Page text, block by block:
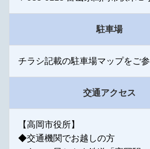
駐車場
チラシ記載の駐車場マップをご
交通アクセス
【高岡市役所】
◆交通機関でお越しの方